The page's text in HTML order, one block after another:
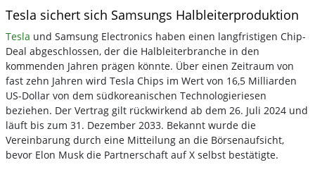
Tesla sichert sich Samsungs Halbleiterproduktion
Tesla und Samsung Electronics haben einen langfristigen Chip-
Deal abgeschlossen, der die Halbleiterbranche in den
kommenden Jahren prägen könnte. Über einen Zeitraum von
fast zehn Jahren wird Tesla Chips im Wert von 16,5 Milliarden
US-Dollar von dem südkoreanischen Technologieriesen
beziehen. Der Vertrag gilt rückwirkend ab dem 26. Juli 2024 und
läuft bis zum 31. Dezember 2033. Bekannt wurde die
Vereinbarung durch eine Mitteilung an die Börsenaufsicht,
bevor Elon Musk die Partnerschaft auf X selbst bestätigte.